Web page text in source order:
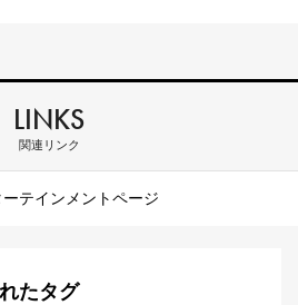
LINKS
関連リンク
テインメントページ
たタグ